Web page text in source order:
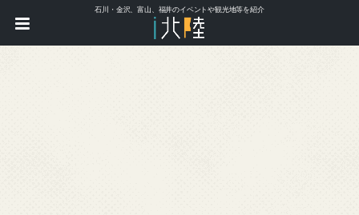
石川・金沢、富山、福井のイベントや観光地等を紹介